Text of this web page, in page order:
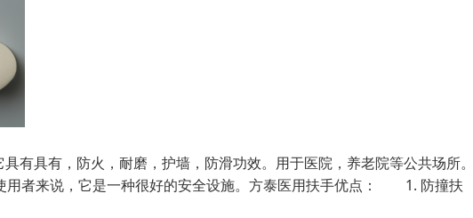
有具有，防火，耐磨，护墙，防滑功效。用于医院，养老院等公共场所
用者来说，它是一种很好的安全设施。方泰医用扶手优点： 1. 防撞扶